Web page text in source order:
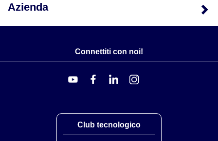
Azienda
Connettiti con noi!
Club tecnologico